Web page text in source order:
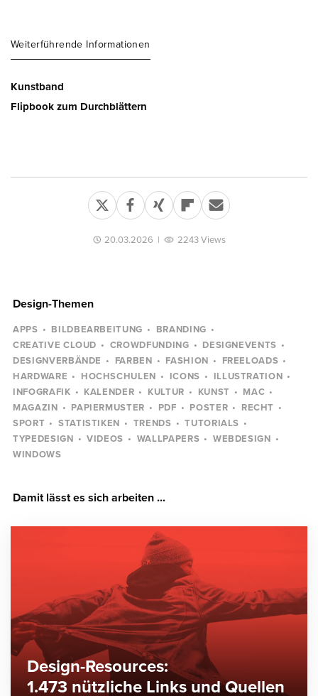
Weiterführende Informationen
Kunstband
Flipbook zum Durchblättern
20.03.2026 | 2243 Views
Design-Themen
APPS BILDBEARBEITUNG
BRANDING
CREATIVE CLOUD
CROWDFUNDING
DESIGNEVENTS
DESIGNVERBÄNDE
FARBEN FASHION
FREELOADS
HARDWARE
HOCHSCHULEN ICONS
ILLUSTRATION
INFOGRAFIK
KALENDER KULTUR KUNST
MAC
MAGAZIN
PAPIERMUSTER PDF POSTER
RECHT
SPORT
STATISTIKEN TRENDS
TUTORIALS
TYPEDESIGN
VIDEOS WALLPAPERS
WEBDESIGN
WINDOWS
Damit lässt es sich arbeiten ...
Design-Resources:
1.473 nützliche Links und Quellen